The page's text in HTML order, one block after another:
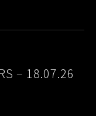
– 18.07.26